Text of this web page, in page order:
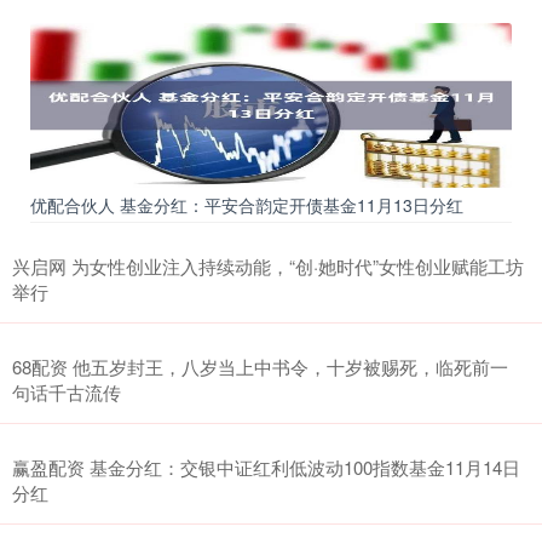
优配合伙人 基金分红：平安合韵定开债基金11月13日分红
兴启网 为女性创业注入持续动能，“创·她时代”女性创业赋能工坊
举行
68配资 他五岁封王，八岁当上中书令，十岁被赐死，临死前一
句话千古流传
赢盈配资 基金分红：交银中证红利低波动100指数基金11月14日
分红